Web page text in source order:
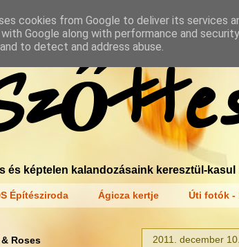
és képtelen kalandozásaink keresztül-
Építésziroda Ágicza kertje Úti fotók -
2011. december
Roses
cookies from Google to deliver its services
with Google along with performance and
to detect and address abuse.